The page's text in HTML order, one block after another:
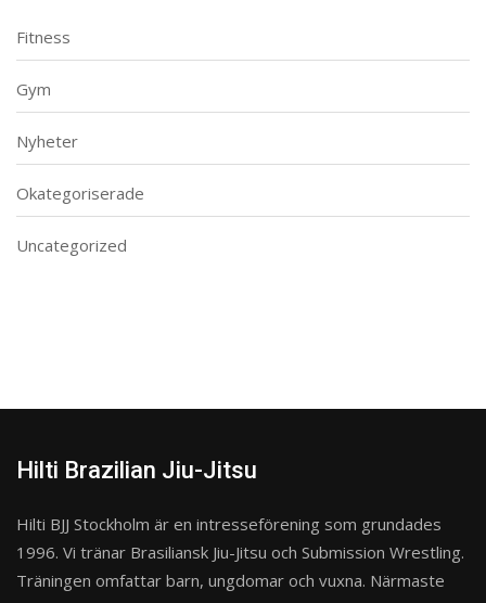
Fitness
Gym
Nyheter
Okategoriserade
Uncategorized
Hilti Brazilian Jiu-Jitsu
Hilti BJJ Stockholm är en intresseförening som grundades
1996. Vi tränar Brasiliansk Jiu-Jitsu och Submission Wrestling.
Träningen omfattar barn, ungdomar och vuxna. Närmaste